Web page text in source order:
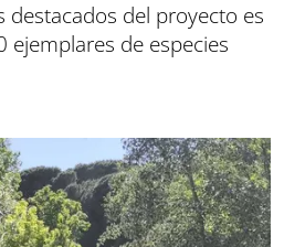
destacados del proyecto es
ejemplares de especies